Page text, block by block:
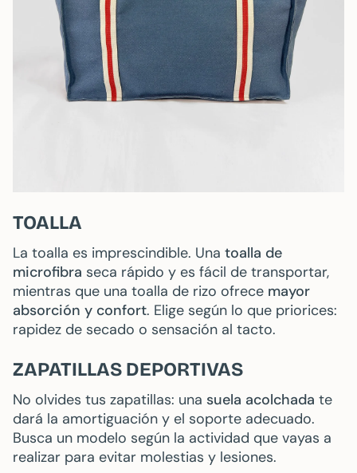
TOALLA
La toalla es imprescindible. Una toalla de
microfibra seca rápido y es fácil de transportar,
mientras que una toalla de rizo ofrece mayor
absorción y confort. Elige según lo que priorices:
rapidez de secado o sensación al tacto.
ZAPATILLAS DEPORTIVAS
No olvides tus zapatillas: una suela acolchada te
dará la amortiguación y el soporte adecuado.
Busca un modelo según la actividad que vayas a
realizar para evitar molestias y lesiones.